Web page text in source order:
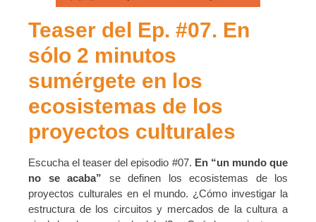
Teaser del Ep. #07. En
sólo 2 minutos
sumérgete en los
ecosistemas de los
proyectos culturales
Escucha el teaser del episodio #07. En “un mundo que
no se acaba” se definen los ecosistemas de los
proyectos culturales en el mundo. ¿Cómo investigar la
estructura de los circuitos y mercados de la cultura a